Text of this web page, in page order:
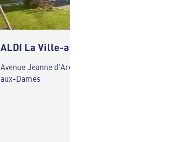
ALDI La Ville-aux-Dames
Avenue Jeanne d'Arc 37700 La Ville-
aux-Dames